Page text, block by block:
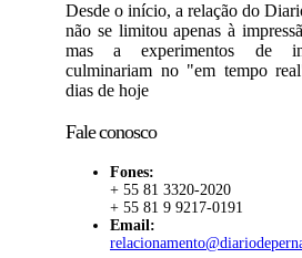
Desde o início, a relação do
não se limitou apenas à
mas a experimentos de
culminariam no "em tempo
dias de hoje
Fale conosco
Fones:
+ 55 81 3320-2020
+ 55 81 9 9217-0191
Email: